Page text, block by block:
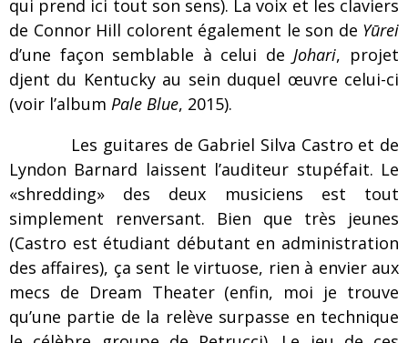
qui prend ici tout son sens). La voix et les claviers
de Connor Hill colorent également le son de Yūrei
d’une façon semblable à celui deJohari, projet
djent du Kentucky au sein duquel œuvre celui-ci
(voir l’album Pale Blue, 2015).
Les guitares de Gabriel Silva Castro et de
Lyndon Barnard laissent l’auditeur stupéfait. Le
«shredding» des deux musiciens est tout
simplement renversant. Bien que très jeunes
(Castro est étudiant débutant en administration
des affaires), ça sent le virtuose, rien à envier aux
mecs de Dream Theater (enfin, moi je trouve
qu’une partie de la relève surpasse en technique